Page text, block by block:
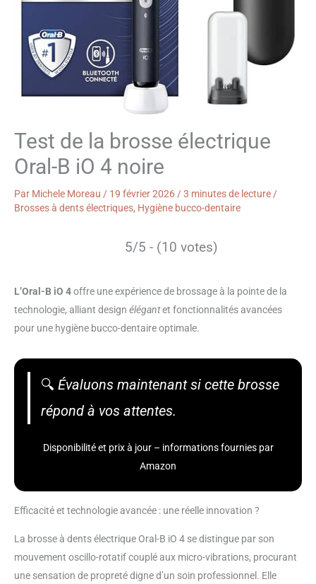
Test de la brosse électrique
Oral-B iO 4 noire
Par Michele Moreau / 19 février 2026 /3 minutes de lecture /
Brosses à dents électriques, Hygiène bucco-dentaire
5/5 - (10 votes)
L’Oral-B iO 4offre une expérience de brossage à la pointe de la
technologie, alliant design élégantet fonctionnalités avancées
pour une hygiène bucco-dentaire optimale.
🔍 Évaluons maintenant si cette brosse
répond à vos attentes.
Disponibilité et prix à jour – informations fournies par
Amazon
Efficacité et technologie avancée : une réelle innovation ?
La brosse à dents électrique Oral-B iO 4 se distingue par son
mouvement oscillo-rotatif couplé aux micro-vibrations, procurant
une sensation de propreté digne d’un soin professionnel. Elle